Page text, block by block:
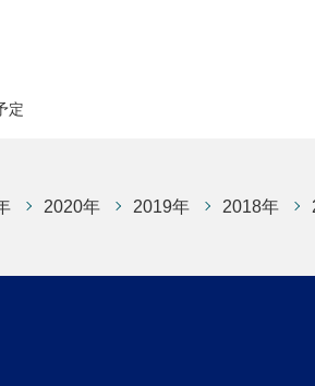
定
2020年 2019年 2018年